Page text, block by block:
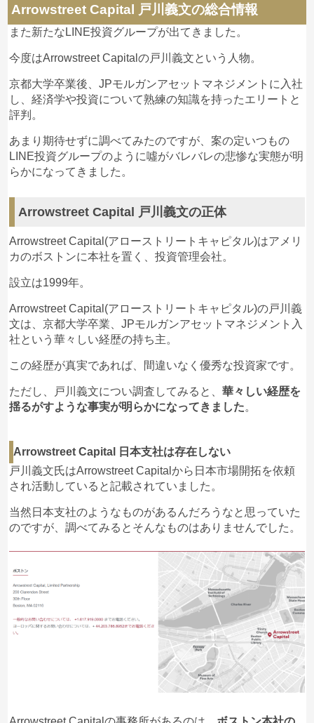
2024/02/13
プロフェッショナルトレーダーの指導に
よる仮想通貨の売買は１時間以内に５％～１０％の
利益が出て、すごく怪しいと思った。しかもトレー
ドはいつもワンパターンで最後に値上がりして、利
ト、池田伊織、ボランティアのももみも全員詐欺師
だった。カスタマーサービスも何の返答もない。も
ちろん詐欺グループだから、返事はないのは当然。
を払えば受け取れると言われたけど、儲かったお金
から支払ってもいいのではと今から考えると思われ
る。結局２７６万円騙せる。数あるの中でＡＲＴ法
た。半年～１年はかかるとのこと。
花 Arrowstreet Capital 戸川義文
今も未だこのグループの会員です。仮想通貨が1ド
ルで買えるなら試してみたいと思ったのです。そも
そも戸川という人のことは全く知りませんでした
上さんもでていらっしゃいました。そしてキャッチ
が早期退職のための資産運用というので完全に信用
してしまいました。池上さんがらみならと。
由芽さんに金融機関から不審に思われていること、
仮想空間の中でデータが消えてしまったら全く何も
ない状況と同じでこんなことは社会常識から考えて
もおかしいという趣旨のmsgを送りました。その返
信は貴方の理解とは違う、自分たちの世界ではおか
しくないし聞かれたら送金先は友人だと言えばいい
このときに辞めるべきだったのですが、ある目標を
持っていたためにさらに新しい通貨購入にも送金し
てしまいました。
ただロックアウト前に出金可能になったというアナ
ウンスがあったので出金手続きをして出金可能額
5000万近い金額が表示され、ここでもまた騙された
のです。自分の口座に送金しようとしたら、二次審
査が終わらなければ出金できないとmsgが表示され
たので問い合わせたところ年間管理費400万を支払
わなければ出金できないというmsgがきました。管
Arrowstreet Capital 戸川義文の総合情報
また新たなLINE投資グループが出てきました。
今度はArrowstreet Capitalの戸川義文という人物。
京都大学卒業後、JPモルガンアセットマネジメントに入社
し、経済学や投資について熟練の知識を持ったエリートと
評判。
あまり期待せずに調べてみたのですが、案の定いつもの
LINE投資グループのように噓がバレバレの悲惨な実態が明
らかになってきました。
Arrowstreet Capital 戸川義文の正体
Arrowstreet Capital(アローストリートキャピタル)はアメリ
カのボストンに本社を置く、投資管理会社。
設立は1999年。
Arrowstreet Capital(アローストリートキャピタル)の戸川義
文は、京都大学卒業、JPモルガンアセットマネジメント入
社という華々しい経歴の持ち主。
この経歴が真実であれば、間違いなく優秀な投資家です。
ただし、戸川義文につい調査してみると、華々しい経歴を
揺るがすような事実が明らかになってきました。
Arrowstreet Capital 日本支社は存在しない
戸川義文氏はArrowstreet Capitalから日本市場開拓を依頼
され活動していると記載されていました。
当然日本支社のようなものがあるんだろうなと思っていた
のですが、調べてみるとそんなものはありませんでした 。